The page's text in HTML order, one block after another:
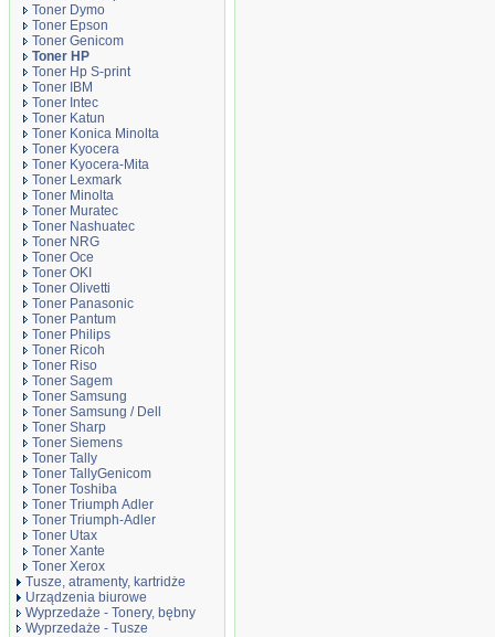
Toner Dymo
Toner Epson
Toner Genicom
Toner HP
Toner Hp S-print
Toner IBM
Toner Intec
Toner Katun
Toner Konica Minolta
Toner Kyocera
Toner Kyocera-Mita
Toner Lexmark
Toner Minolta
Toner Muratec
Toner Nashuatec
Toner NRG
Toner Oce
Toner OKI
Toner Olivetti
Toner Panasonic
Toner Pantum
Toner Philips
Toner Ricoh
Toner Riso
Toner Sagem
Toner Samsung
Toner Samsung / Dell
Toner Sharp
Toner Siemens
Toner Tally
Toner TallyGenicom
Toner Toshiba
Toner Triumph Adler
Toner Triumph-Adler
Toner Utax
Toner Xante
Toner Xerox
Tusze, atramenty, kartridże
Urządzenia biurowe
Wyprzedaże - Tonery, bębny
Wyprzedaże - Tusze